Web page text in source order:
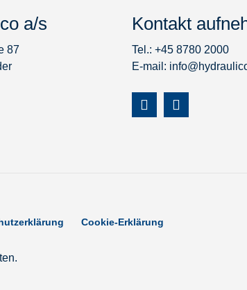
a/s
87
Kontakt
Tel.: +45 8780 2000
E-mail:
Cookie-Erklärung